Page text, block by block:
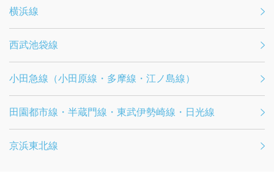
横浜線
西武池袋線
小田急線（小田原線・多摩線・江ノ島線）
田園都市線・半蔵門線・東武伊勢崎線・日光線
京浜東北線